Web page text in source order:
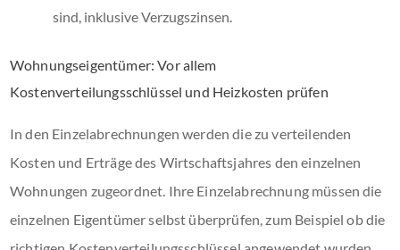
sind, inklusive Verzugszinsen.
Wohnungseigentümer: Vor allem
Kostenverteilungsschlüssel und Heizkosten prüfen
In den Einzelabrechnungen werden die zu verteilenden
Kosten und Erträge des Wirtschaftsjahres den einzelnen
Wohnungen zugeordnet. Ihre Einzelabrechnung müssen die
einzelnen Eigentümer selbst überprüfen, zum Beispiel ob die